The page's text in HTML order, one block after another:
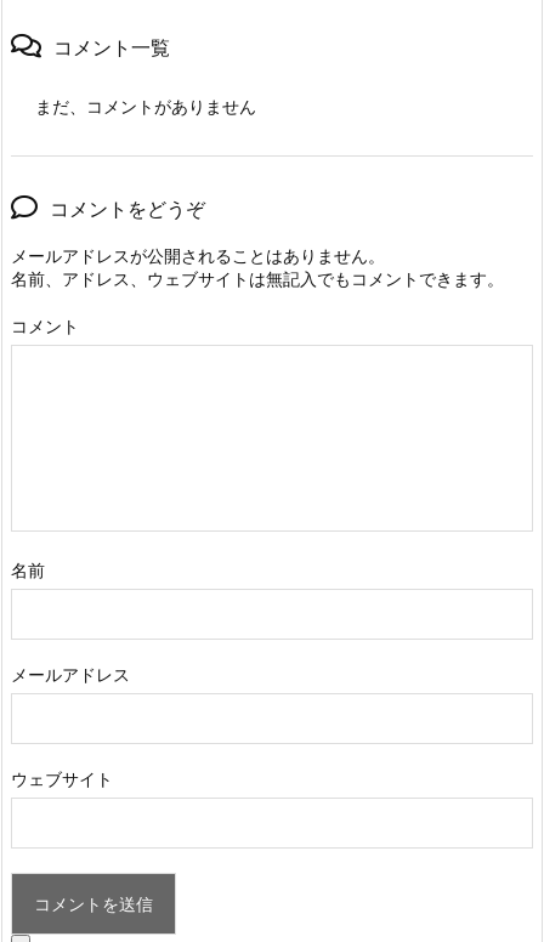
コメント一覧
まだ、コメントがありません
コメントをどうぞ
メールアドレスが公開されることはありません。
名前、アドレス、ウェブサイトは無記入でもコメントできます。
コメント
名前
メールアドレス
ウェブサイト